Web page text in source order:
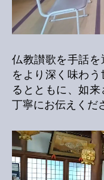
仏教讃歌を手話
をより深く味わ
るとともに、如
丁寧にお伝えくだ